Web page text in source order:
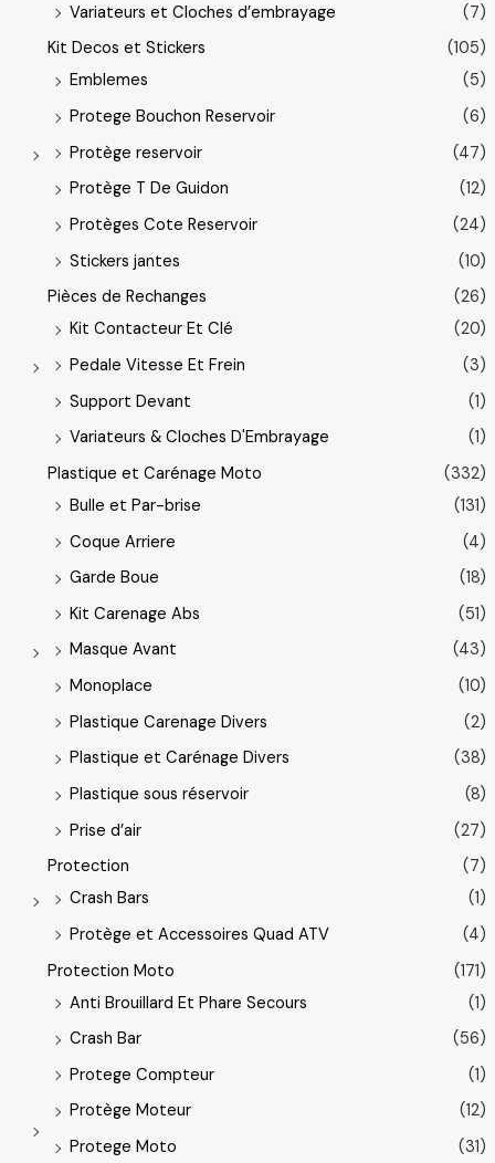
Variateurs et Cloches d’embrayage
(7)
Kit Decos et Stickers
(105)
Emblemes
(5)
Protege Bouchon Reservoir
(6)
Protège reservoir
(47)
Protège T De Guidon
(12)
Protèges Cote Reservoir
(24)
Stickers jantes
(10)
Pièces de Rechanges
(26)
Kit Contacteur Et Clé
(20)
Pedale Vitesse Et Frein
(3)
Support Devant
(1)
Variateurs & Cloches D'Embrayage
(1)
Plastique et Carénage Moto
(332)
Bulle et Par-brise
(131)
Coque Arriere
(4)
Garde Boue
(18)
Kit Carenage Abs
(51)
Masque Avant
(43)
Monoplace
(10)
Plastique Carenage Divers
(2)
Plastique et Carénage Divers
(38)
Plastique sous réservoir
(8)
Prise d’air
(27)
Protection
(7)
Crash Bars
(1)
Protège et Accessoires Quad ATV
(4)
Protection Moto
(171)
Anti Brouillard Et Phare Secours
(1)
Crash Bar
(56)
Protege Compteur
(1)
Protège Moteur
(12)
Protege Moto
(31)